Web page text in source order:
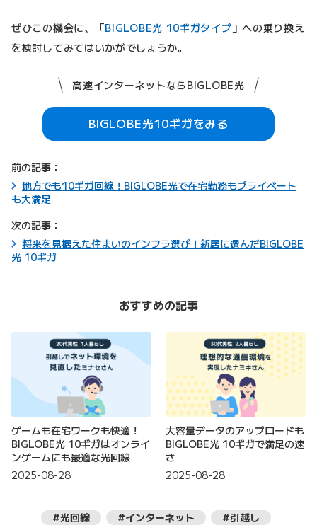
ぜひこの機会に、「BIGLOBE光 10ギガタイプ 」への乗り換え
を検討してみてはいかがでしょうか。
高速インターネットならBIGLOBE光
BIGLOBE光10ギガをみる
前の記事：
地方でも10ギガ回線！BIGLOBE光で在宅勤務もプライベート
も大満足
次の記事：
将来を見据えた住まいのインフラ選び！新居に選んだBIGLOBE
光 10ギガ
おすすめの記事
ゲームも在宅ワークも快適！
BIGLOBE光 10ギガはオンライ
ンゲームにも最適な光回線
2025-08-28
大容量データのアップロードも
BIGLOBE光 10ギガで満足の速
さ
2025-08-28
#光回線 #インターネット
#引越し